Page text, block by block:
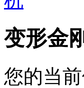
变形金
您的当